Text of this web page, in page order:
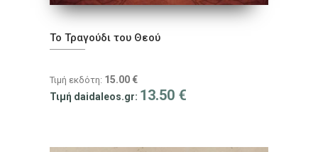
Το Τραγούδι του Θεού
Τιμή εκδότη: 15.00 €
Τιμή daidaleos.gr: 13.50 €